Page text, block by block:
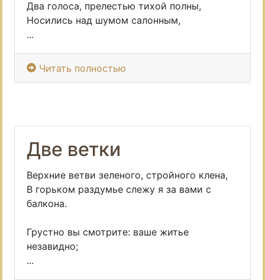
Два голоса, прелестью тихой полны,
Носились над шумом салонным,
...
Читать полностью
Две ветки
Верхние ветви зеленого, стройного клена,
В горьком раздумье слежу я за вами с
балкона.
Грустно вы смотрите: ваше житье
незавидно;
...